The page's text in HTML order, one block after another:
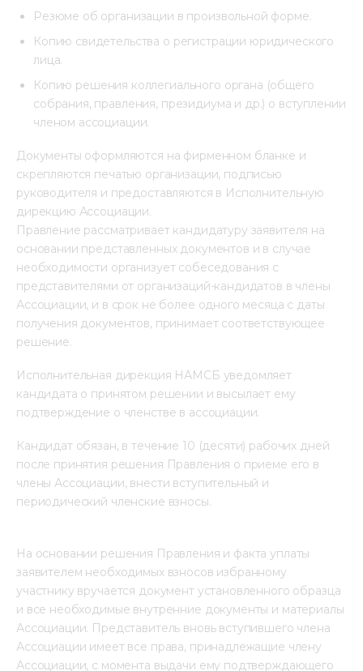
Резюме об организации в произвольной форме.
Копию свидетельства о регистрации юридического
лица.
Копию решения коллегиального органа (общего
собрания, правления, президиума и др.) о вступлении
членом ассоциации.
Документы оформляются на фирменном бланке и
скрепляются печатью организации, подписью
руководителя и предоставляются в Исполнительную
дирекцию Ассоциации.
Правление рассматривает кандидатуру заявителя на
основании представленных документов и в случае
необходимости организует собеседования с
представителями от организаций-кандидатов в члены
Ассоциации, и в срок не более одного месяца с даты
получения документов, принимает соответствующее
решение.
Исполнительная дирекция НАМСБ уведомляет
кандидата о принятом решении и высылает ему
подтверждение о членстве в ассоциации.
Кандидат обязан, в течение 10 (десяти) рабочих дней
после принятия решения Правления о приеме его в
члены Ассоциации, внести вступительный и
периодический членские взносы.
На основании решения Правления и факта уплаты
заявителем необходимых взносов избранному
участнику вручается документ установленного образца
и все необходимые внутренние документы и материалы
Ассоциации. Представитель вновь вступившего члена
Ассоциации имеет все права, принадлежащие члену
Ассоциации, с момента выдачи ему подтверждающего